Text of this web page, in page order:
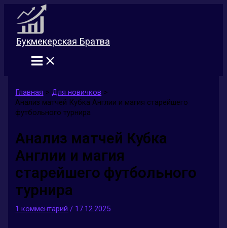
Перейти
содержимому
Букмекерская Братва
Главная
Для новичков
Анализ матчей Кубка Англии и магия старейшего
футбольного турнира
Анализ матчей Кубка
Англии и магия
старейшего футбольного
турнира
1 комментарий / 17.12.2025